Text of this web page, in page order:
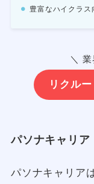
豊富なハイクラス
＼
リクル
パソナキャリア
パソナキャリア